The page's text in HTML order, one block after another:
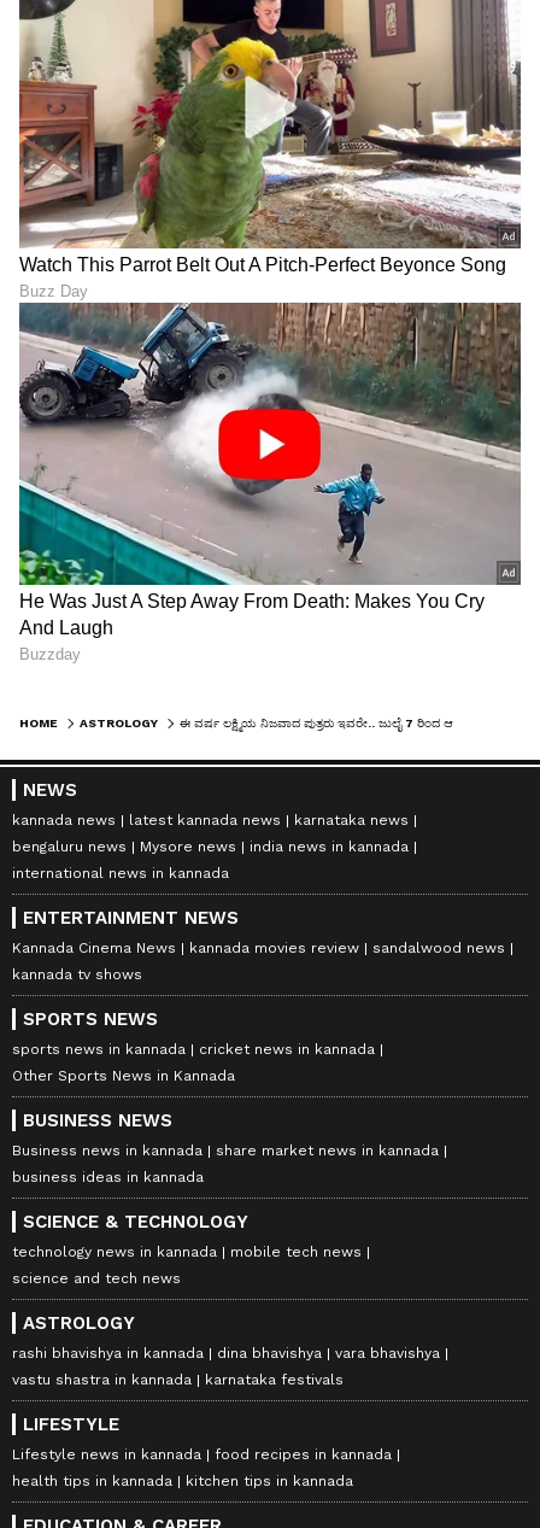
HOME ASTROLOGY
NEWS
kannada news latest kannada news
karnataka news
bengaluru news
Mysore news
india news in kannada
international news in kannada
ENTERTAINMENT NEWS
Kannada Cinema News kannada movies review
sandalwood news
kannada tv shows
SPORTS NEWS
sports news in kannada
cricket news in kannada
Other Sports News in Kannada
BUSINESS NEWS
Business news in kannada
share market news in kannada
business ideas in kannada
SCIENCE & TECHNOLOGY
technology news in kannada
mobile tech news
science and tech news
ASTROLOGY
rashi bhavishya in kannada dina bhavishya
vara bhavishya
vastu shastra in kannada
karnataka festivals
LIFESTYLE
Lifestyle news in kannada
food recipes in kannada
health tips in kannada
kitchen tips in kannada